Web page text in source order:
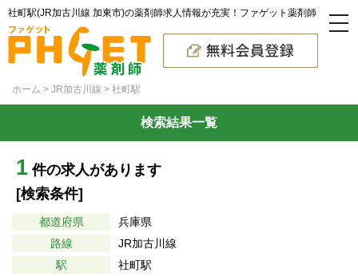
社町駅(JR加古川線 加東市)の薬剤師求人情報が充実！ファゲット薬剤師
ホーム JR加古川線 社町駅
検索結果一覧
1 件の求人があります
[検索条件]
都道府県
兵庫県
路線
JR加古川線
駅
社町駅